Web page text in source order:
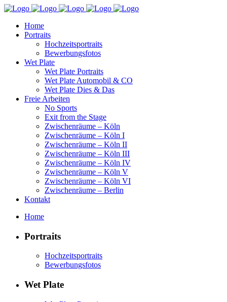
Home
Portraits
Hochzeitsportraits
Bewerbungsfotos
Wet Plate
Wet Plate Portraits
Wet Plate Automobil & CO
Wet Plate Dies & Das
Freie Arbeiten
No Sports
Exit from the Stage
Zwischenräume – Köln
Zwischenräume – Köln I
Zwischenräume – Köln II
Zwischenräume – Köln III
Zwischenräume – Köln IV
Zwischenräume – Köln V
Zwischenräume – Köln VI
Zwischenräume – Berlin
Kontakt
Home
Portraits
Hochzeitsportraits
Bewerbungsfotos
Wet Plate